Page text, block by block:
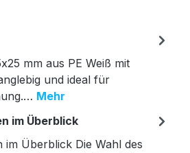
mm aus PE Weiß mit
und ideal für
Mehr
im Überblick
im Überblick Die Wahl des